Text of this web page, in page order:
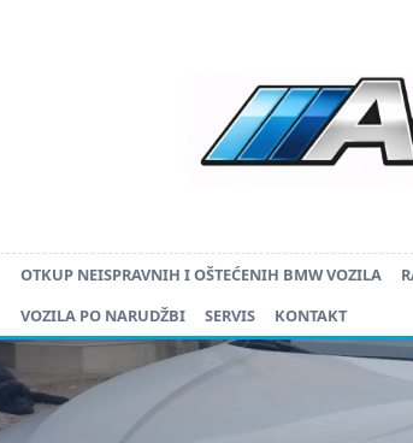
OTKUP NEISPRAVNIH I OŠTEĆENIH BMW VOZILA
VOZILA PO NARUDŽBI
SERVIS KONTAKT